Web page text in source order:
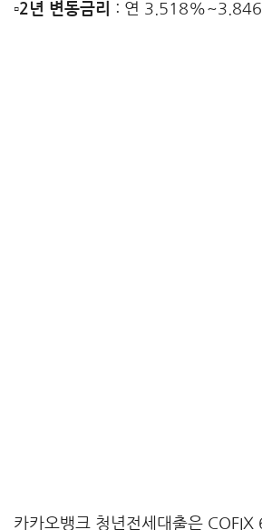
▫️2년 변동금리
: 연
카카오뱅크 청년전세대출은 COFIX